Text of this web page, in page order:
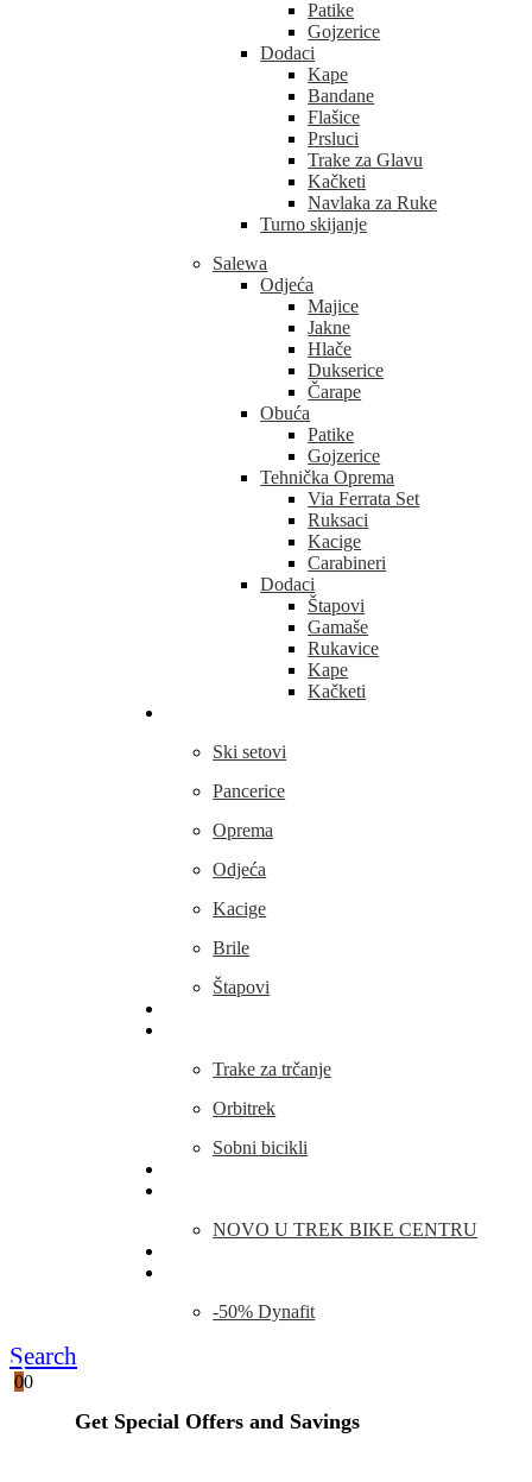
Patike
Gojzerice
Dodaci
Kape
Bandane
Flašice
Prsluci
Trake za Glavu
Kačketi
Navlaka za Ruke
Turno skijanje
Salewa
Odjeća
Majice
Jakne
Hlače
Dukserice
Čarape
Obuća
Patike
Gojzerice
Tehnička Oprema
Via Ferrata Set
Ruksaci
Kacige
Carabineri
Dodaci
Štapovi
Gamaše
Rukavice
Kape
Kačketi
Ski setovi
Pancerice
Oprema
Odjeća
Kacige
Brile
Štapovi
Trake za trčanje
Orbitrek
Sobni bicikli
NOVO U TREK BIKE CENTRU
-50% Dynafit
Search
00
Get Special Offers and Savings